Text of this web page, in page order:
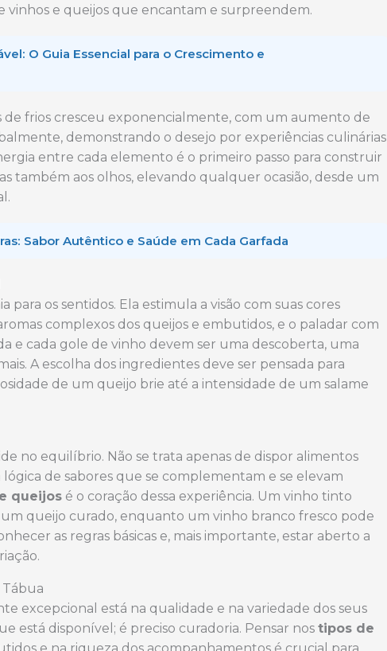
vinhos e queijos que encantam e surpreendem.
O Guia Essencial para o Crescimento e
de frios cresceu exponencialmente, com um aumento de
demonstrando o desejo por experiências culinárias
entre cada elemento é o primeiro passo para construir
também aos olhos, elevando qualquer ocasião, desde um
Sabor Autêntico e Saúde em Cada Garfada
os sentidos. Ela estimula a visão com suas cores
complexos dos queijos e embutidos, e o paladar com
e cada gole de vinho devem ser uma descoberta, uma
A escolha dos ingredientes deve ser pensada para
de um queijo brie até a intensidade de um salame
no equilíbrio. Não se trata apenas de dispor alimentos
de sabores que se complementam e se elevam
queijos é o coração dessa experiência. Um vinho tinto
queijo curado, enquanto um vinho branco fresco pode
as regras básicas e, mais importante, estar aberto a
Tábua
excepcional está na qualidade e na variedade dos seus
está disponível; é preciso curadoria. Pensar nos tipos de